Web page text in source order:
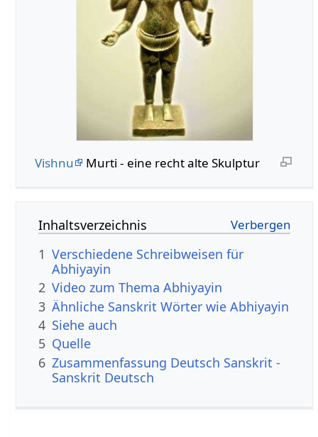
Vishnu Murti - eine recht alte Skulptur
Inhaltsverzeichnis
1 Verschiedene Schreibweisen für
Abhiyayin
2 Video zum Thema Abhiyayin
3 Ähnliche Sanskrit Wörter wie Abhiyayin
4 Siehe auch
5 Quelle
6 Zusammenfassung Deutsch Sanskrit -
Sanskrit Deutsch